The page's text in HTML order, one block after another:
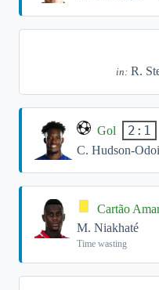
in: R.
Gol 2:1
C. Hudson-Odoi
Cartão
M. Niakhaté
Time wasting